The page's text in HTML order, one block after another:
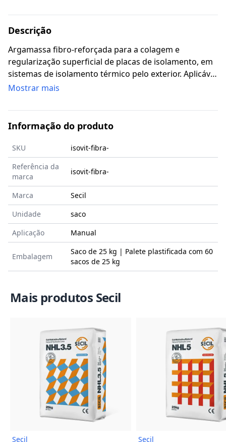
Descrição
Argamassa fibro-reforçada para a colagem e
regularização superficial de placas de isolamento, em
sistemas de isolamento térmico pelo exterior. Aplicável
em obra nova e renovação de fachadas.
Mostrar mais
Informação do produto
SKU
isovit-fibra-
Referência da
marca
isovit-fibra-
Marca
Secil
Unidade
saco
Aplicação
Manual
Embalagem
Saco de 25 kg | Palete plastificada com 60
sacos de 25 kg
Mais produtos Secil
Imagem do Produto
Secil Secil